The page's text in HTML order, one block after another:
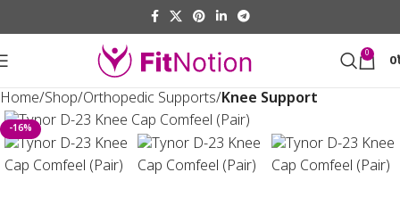
0 0
Home Shop Orthopedic Supports Knee Support
-16%